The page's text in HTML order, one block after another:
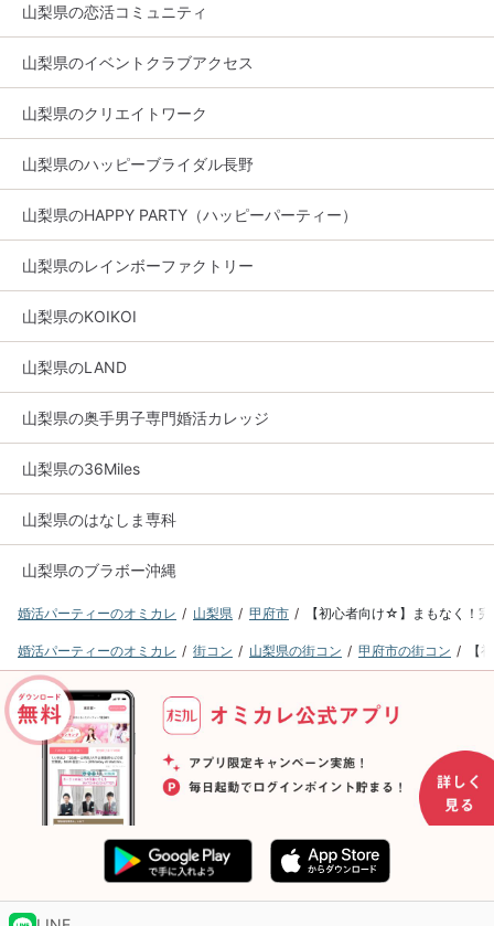
山梨県の恋活コミュニティ
山梨県のイベントクラブアクセス
山梨県のクリエイトワーク
山梨県のハッピーブライダル長野
山梨県のHAPPY PARTY（ハッピーパーティー）
山梨県のレインボーファクトリー
山梨県のKOIKOI
山梨県のLAND
山梨県の奥手男子専門婚活カレッジ
山梨県の36Miles
山梨県のはなしま専科
山梨県のブラボー沖縄
婚活パーティーのオミカレ 山梨県 甲府市 【初心者向け☆】まもなく！
婚活パーティーのオミカレ 街コン 山梨県の街コン 甲府市の街コン 【